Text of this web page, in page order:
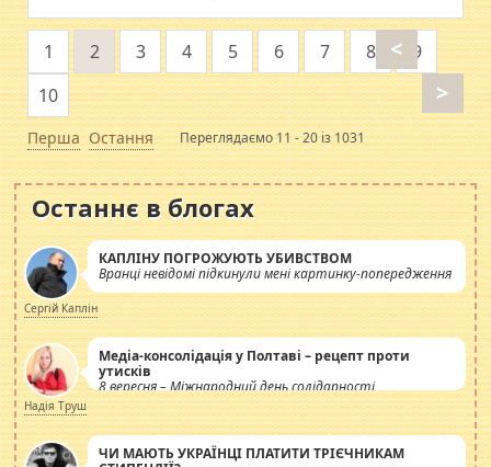
Перша
<
1 2 3 4 5 6 7 8
9
10
>
Остання Переглядаємо 11 - 20 із 1031
Останнє в блогах
КАПЛІНУ ПОГРОЖУЮТЬ УБИВСТВОМ
Вранці невідомі підкинули мені картинку-попередження
Сергій Каплін
Медіа-консолідація у Полтаві – рецепт проти
утисків
8 вересня – Міжнародний день солідарності
журналістів.
Надія Труш
ЧИ МАЮТЬ УКРАЇНЦІ ПЛАТИТИ ТРІЄЧНИКАМ